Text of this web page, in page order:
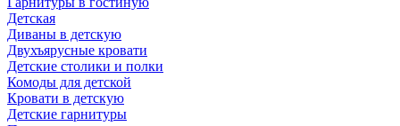
Детская
Диваны в детскую
Двухъярусные кровати
Детские столики и полки
Комоды для детской
Кровати в детскую
Детские гарнитуры